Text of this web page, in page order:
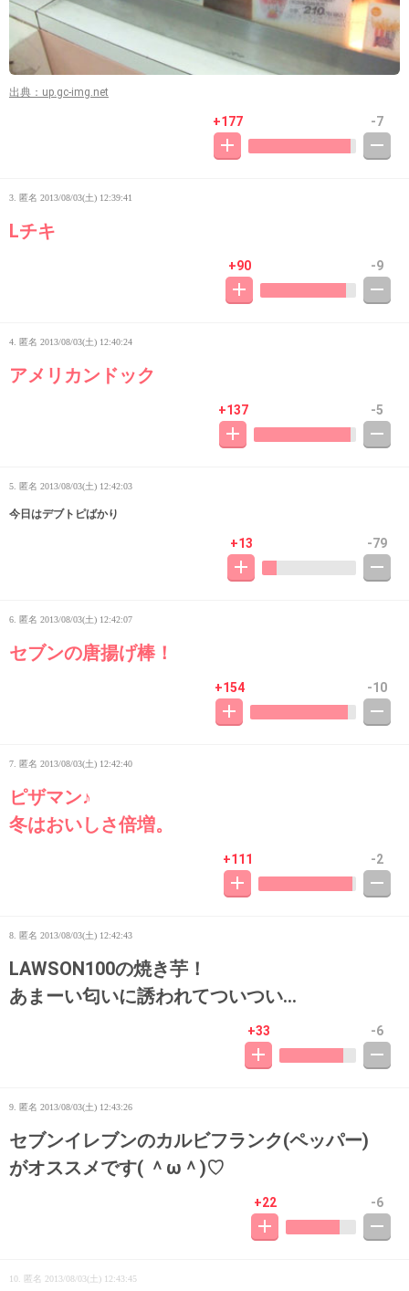
出典：up.gc-img.net
+177 -7
3. 匿名 2013/08/03(土) 12:39:41
Lチキ
+90 -9
4. 匿名 2013/08/03(土) 12:40:24
アメリカンドック
+137 -5
5. 匿名 2013/08/03(土) 12:42:03
今日はデブトピばかり
+13 -79
6. 匿名 2013/08/03(土) 12:42:07
セブンの唐揚げ棒！
+154 -10
7. 匿名 2013/08/03(土) 12:42:40
ピザマン♪
冬はおいしさ倍増。
+111 -2
8. 匿名 2013/08/03(土) 12:42:43
LAWSON100の焼き芋！
あまーい匂いに誘われてついつい…
+33 -6
9. 匿名 2013/08/03(土) 12:43:26
セブンイレブンのカルビフランク(ペッパー)
がオススメです( ＾ω＾)♡
+22 -6
10. 匿名 2013/08/03(土) 12:43:45